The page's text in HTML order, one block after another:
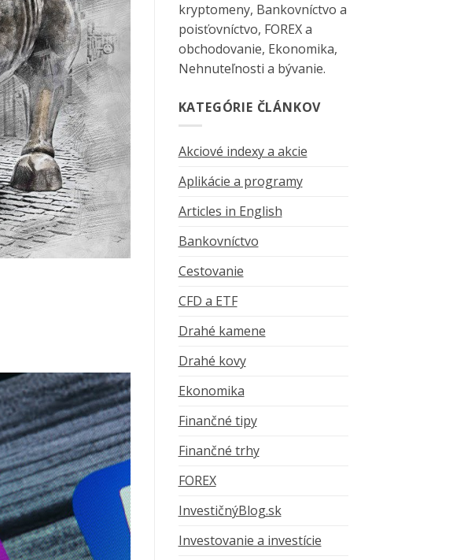
kryptomeny, Bankovníctvo a
poisťovníctvo, FOREX a
obchodovanie, Ekonomika,
Nehnuteľnosti a bývanie.
KATEGÓRIE ČLÁNKOV
Akciové indexy a akcie
Aplikácie a programy
Articles in English
Bankovníctvo
Cestovanie
CFD a ETF
Drahé kamene
Drahé kovy
Ekonomika
Finančné tipy
Finančné trhy
FOREX
InvestičnýBlog.sk
Investovanie a investície